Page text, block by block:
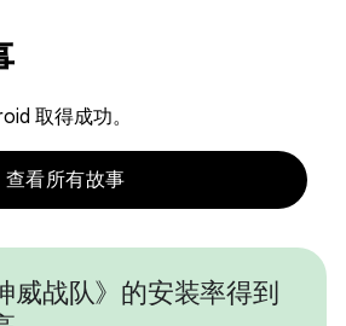
取得成功。
查看所有故事
威战队》的安装率得到